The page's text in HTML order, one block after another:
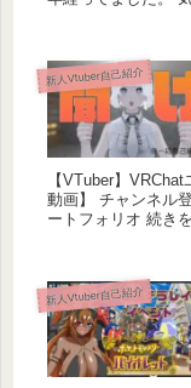
新人Vtuber自己紹介
【VTuber】
動画】 チャンネル登録よろしく！ Twitter TikTok 記事執筆のポ
ートフォリ
新人Vtuber自己紹介